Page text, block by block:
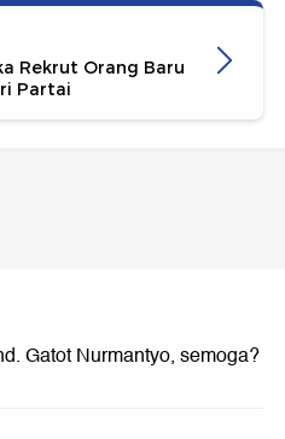
Rekrut Orang Baru
Partai